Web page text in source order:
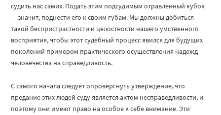
судить нас самих. Подать этим подсудимым отравленный кубок
— значит, поднести его к своим губам. Мы должны добиться
такой беспристрастности и целостности нашего умственного
восприятия, чтобы этот судебный процесс явился для будущих
поколений примером практического осуществления надежд
человечества на справедливость.
С самого начала следует опровергнуть утверждение, что
предание этих людей суду является актом несправедливости, и
поэтому они имеют право на особое к себе внимание. Эти